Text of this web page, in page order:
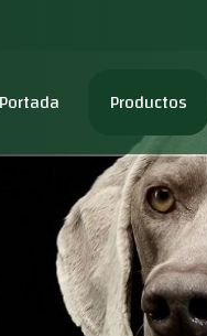
Portada Productos